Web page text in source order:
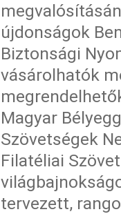
újdonságok
Biztonsági
vásárolhatók
Magyar
Szövetségek
Filatéliai
tervezett,